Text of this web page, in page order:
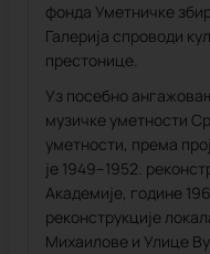
фонда Уметничке
Галерија спроводи
престонице.
Уз посебно
музичке уметности
уметности, према
је 1949–1952.
Академије, године
реконструкције
Михаилове и Улице